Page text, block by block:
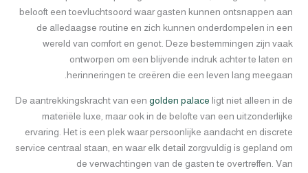
belooft een toevluchtsoord waar gasten kunnen ontsnappen aan
de alledaagse routine en zich kunnen onderdompelen in een
wereld van comfort en genot. Deze bestemmingen zijn vaak
ontworpen om een blijvende indruk achter te laten en
herinneringen te creëren die een leven lang meegaan.
De aantrekkingskracht van eengolden palace ligt niet alleen in de
materiële luxe, maar ook in de belofte van een uitzonderlijke
ervaring. Het is een plek waar persoonlijke aandacht en discrete
service centraal staan, en waar elk detail zorgvuldig is gepland om
de verwachtingen van de gasten te overtreffen. Van